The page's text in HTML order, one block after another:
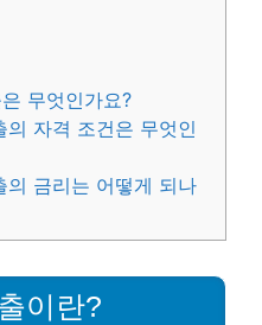
무엇인가요?
의 자격 조건은 무엇인
의 금리는 어떻게 되나
이란?